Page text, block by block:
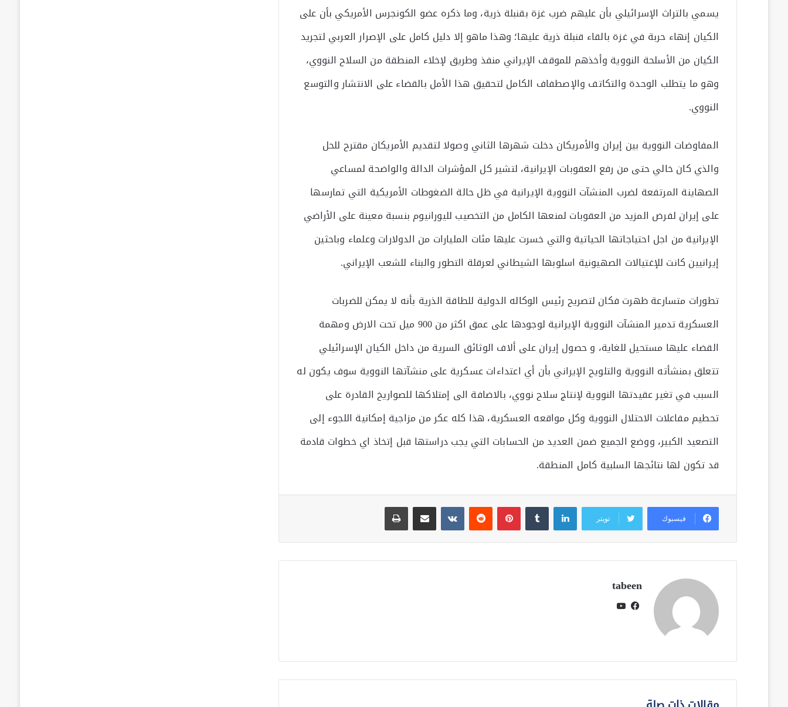
يسمي بالتراث الإسرائيلي بأن عليهم ضرب غزة بقنبلة ذرية، وما ذكره عضو الكونجرس الأمريكي بأن على
الكيان إنهاء حربة في غزة بالقاء قنبلة ذرية عليها؛ وهذا ماهو إلا دليل كامل على الإصرار العربي لتجريد
الكيان من الأسلحة النووية وأخذهم للموقف الإيراني منفذ وطريق لإخلاء المنطقة من السلاح النووي،
وهو ما يتطلب الوحدة والتكاتف والإصطفاف الكامل لتحقيق هذا الأمل بالقضاء على الانتشار والتوسع
النووي.
المفاوضات النووية بين إيران والأمريكان دخلت شهرها الثاني وصولا لتقديم الأمريكان مقترح للحل
والذي كان خالي حتى من رفع العقوبات الإيرانية، لتشير كل المؤشرات الدالة والواضحة لمساعي
الصهاينة المرتفعة لضرب المنشآت النووية الإيرانية في ظل حالة الضغوطات الأمريكية التي تمارسها
على إيران لفرض المزيد من العقوبات لمنعها الكامل من التخصيب لليورانيوم بنسبة معينة على الأراضي
الإيرانية من اجل احتياجاتها الحياتية والتي خسرت عليها مئات المليارات من الدولارات وعلماء وباحثين
إيرانيين كانت للإغتيالات الصهيونية اسلوبها الشيطاني لعرقلة التطور والبناء للشعب الإيراني.
تطورات متسارعة ظهرت فكان لتصريح رئيس الوكاله الدولية للطاقة الذرية بأنه لا يمكن للضربات
العسكرية تدمير المنشآت النووية الإيرانية لوجودها على عمق اكثر من 900 ميل تحت الارض ومهمة
القضاء عليها مستحيل للغاية، و حصول إيران على ألاف الوثائق السرية من داخل الكيان الإسرائيلي
تتعلق بمنشأته النووية والتلويح الإيراني بأن أي اعتداءات عسكرية على منشآتها النووية سوف يكون له
السبب في تغير عقيدتها النووية لإنتاج سلاح نووي، بالاضافة الى إمتلاكها للصواريخ القادرة على
تحطيم مفاعلات الاحتلال النووية وكل مواقعه العسكرية، هذا كله عكر من مزاجية إمكانية اللجوء إلى
التصعيد الكبير، ووضع الجميع ضمن العديد من الحسابات التي يجب دراستها قبل إتخاذ اي خطوات قادمة
قد تكون لها نتائجها السلبية كامل المنطقة.
فيسبوك تويتر
لينكدإن ‏Tumblr بينتيريست
‏Reddit
‏VKontakte مشاركة عبر البريد طباعة
tabeen
فيسبوك